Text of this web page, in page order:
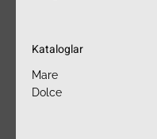
Kataloglar
Mare
Dolce